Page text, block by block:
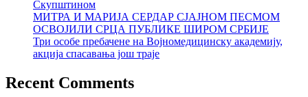
Скупштином
МИТРА И МАРИЈА СЕРДАР СЈАЈНОМ ПЕСМОМ
ОСВОЈИЛИ СРЦА ПУБЛИКЕ ШИРОМ СРБИЈЕ
Три особе пребачене на Војномедицинску академију,
акција спасавања још траје
Recent Comments